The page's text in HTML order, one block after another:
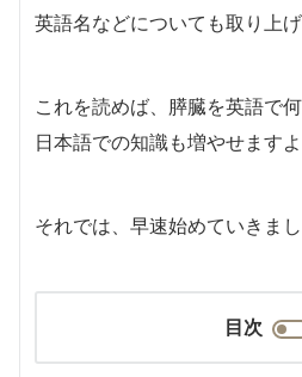
英語名などについても取り上げ
これを読めば、膵臓を英語で
日本語での知識も増やせますよ
それでは、早速始めていきまし
目次